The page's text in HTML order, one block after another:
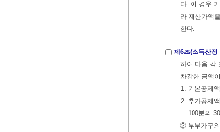
다. 이 경우
라 재산가액
한다.
제6조(소득산정
하여 다음 각
차감한 금액
1. 기본공제
2. 추가공제
100분의
② 부부가구의